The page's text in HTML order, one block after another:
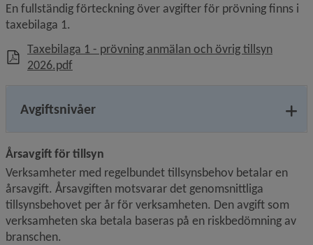
En fullständig förteckning över avgifter för prövning finns i
taxebilaga 1.
Taxebilaga 1 - prövning anmälan och övrig tillsyn
2026.pdf, 204.2 kB, öppnas i nytt fönster.
Avgiftsnivåer
Årsavgift för tillsyn
Verksamheter med regelbundet tillsynsbehov betalar en
årsavgift. Årsavgiften motsvarar det genomsnittliga
tillsynsbehovet per år för verksamheten. Den avgift som
verksamheten ska betala baseras på en riskbedömning av
branschen.